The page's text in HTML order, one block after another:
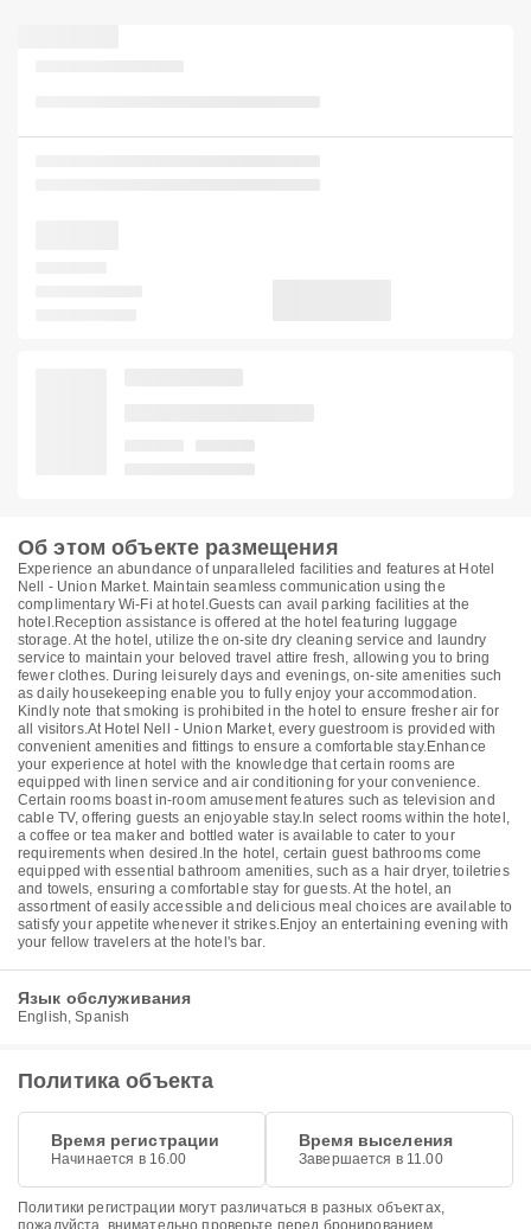
Об этом объекте размещения
Experience an abundance of unparalleled facilities and features at Hotel
Nell - Union Market. Maintain seamless communication using the
complimentary Wi-Fi at hotel.Guests can avail parking facilities at the
hotel.Reception assistance is offered at the hotel featuring luggage
storage. At the hotel, utilize the on-site dry cleaning service and laundry
service to maintain your beloved travel attire fresh, allowing you to bring
fewer clothes. During leisurely days and evenings, on-site amenities such
as daily housekeeping enable you to fully enjoy your accommodation.
Kindly note that smoking is prohibited in the hotel to ensure fresher air for
all visitors.At Hotel Nell - Union Market, every guestroom is provided with
convenient amenities and fittings to ensure a comfortable stay.Enhance
your experience at hotel with the knowledge that certain rooms are
equipped with linen service and air conditioning for your convenience.
Certain rooms boast in-room amusement features such as television and
cable TV, offering guests an enjoyable stay.In select rooms within the hotel,
a coffee or tea maker and bottled water is available to cater to your
requirements when desired.In the hotel, certain guest bathrooms come
equipped with essential bathroom amenities, such as a hair dryer, toiletries
and towels, ensuring a comfortable stay for guests. At the hotel, an
assortment of easily accessible and delicious meal choices are available to
satisfy your appetite whenever it strikes.Enjoy an entertaining evening with
your fellow travelers at the hotel's bar.
Язык обслуживания
English, Spanish
Политика объекта
Время регистрации
Начинается в 16.00
Время выселения
Завершается в 11.00
Политики регистрации могут различаться в разных объектах,